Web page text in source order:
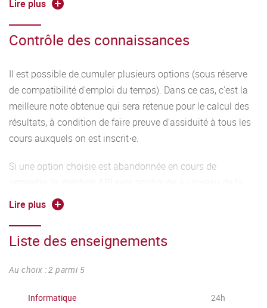
Lire plus
Contrôle des connaissances
Il est possible de cumuler plusieurs options (sous réserve
de compatibilité d'emploi du temps). Dans ce cas, c'est la
meilleure note obtenue qui sera retenue pour le calcul des
résultats, à condition de faire preuve d'assiduité à tous les
cours auxquels on est inscrit·e.
Si une option choisie est abandonnée en cours de
semestre, la mention ABI sera appliquée au niveau de la
note "Options", entraînant le résultat DEF.
Lire plus
Liste des enseignements
Au choix : 2 parmi 5
Informatique 24h